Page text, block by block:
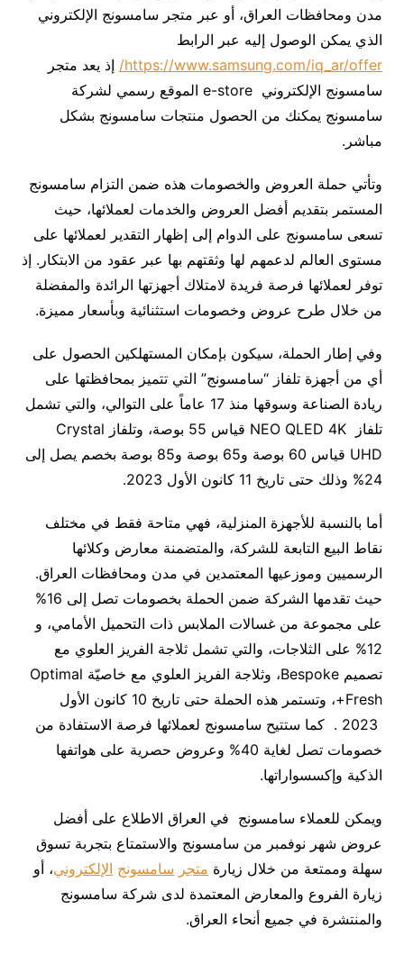
مدن ومحافظات العراق، أو عبر متجر سامسونج الإلكتروني
الذي يمكن الوصول إليه عبر الرابط
https://www.samsung.com/iq_ar/offer/
إذ يعد متجر
سامسونج الإلكتروني e-store الموقع رسمي لشركة
سامسونج يمكنك من الحصول منتجات سامسونج بشكل
مباشر.
وتأتي حملة العروض والخصومات هذه ضمن التزام سامسونج
المستمر بتقديم أفضل العروض والخدمات لعملائها، حيث
تسعى سامسونج على الدوام إلى إظهار التقدير لعملائها على
مستوى العالم لدعمهم لها وثقتهم بها عبر عقود من الابتكار. إذ
توفر لعملائها فرصة فريدة لامتلاك أجهزتها الرائدة والمفضلة
من خلال طرح عروض وخصومات استثنائية وبأسعار مميزة.
وفي إطار الحملة، سيكون بإمكان المستهلكين الحصول على
أي من أجهزة تلفاز “سامسونج” التي تتميز بمحافظتها على
ريادة الصناعة وسوقها منذ 17 عاماً على التوالي، والتي تشمل
تلفاز NEO QLED 4K قياس 55 بوصة، وتلفاز Crystal
UHD قياس 60 بوصة و65 بوصة و85 بوصة بخصم يصل إلى
24% وذلك حتى تاريخ 11 كانون الأول 2023.
أما بالنسبة للأجهزة المنزلية، فهي متاحة فقط في مختلف
نقاط البيع التابعة للشركة، والمتضمنة معارض وكلائها
الرسميين وموزعيها المعتمدين في مدن ومحافظات العراق.
حيث تقدمها الشركة ضمن الحملة بخصومات تصل إلى 16%
على مجموعة من غسالات الملابس ذات التحميل الأمامي، و
12% على الثلاجات، والتي تشمل ثلاجة الفريز العلوي مع
تصميم Bespoke، وثلاجة الفريز العلوي مع خاصيّة Optimal
Fresh+، وتستمر هذه الحملة حتى تاريخ 10 كانون الأول
2023 . كما ستتيح سامسونج لعملائها فرصة الاستفادة من
خصومات تصل لغاية 40% وعروض حصرية على هواتفها
الذكية وإكسسواراتها.
ويمكن للعملاء سامسونج في العراق الاطلاع على أفضل
عروض شهر نوفمبر من سامسونج والاستمتاع بتجربة تسوق
سهلة وممتعة من خلال زيارة متجر سامسونج الإلكتروني، أو
زيارة الفروع والمعارض المعتمدة لدى شركة سامسونج
والمنتشرة في جميع أنحاء العراق.